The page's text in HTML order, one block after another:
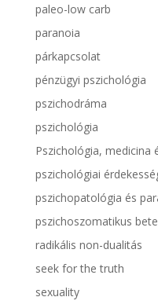
paleo-low carb
paranoia
párkapcsolat
pénzügyi pszichológia
pszichodráma
pszichológia
Pszichológia, medicina
pszichológiai
pszichopatológia és
pszichoszomatikus
radikális non-dualitás
seek for the truth
sexuality